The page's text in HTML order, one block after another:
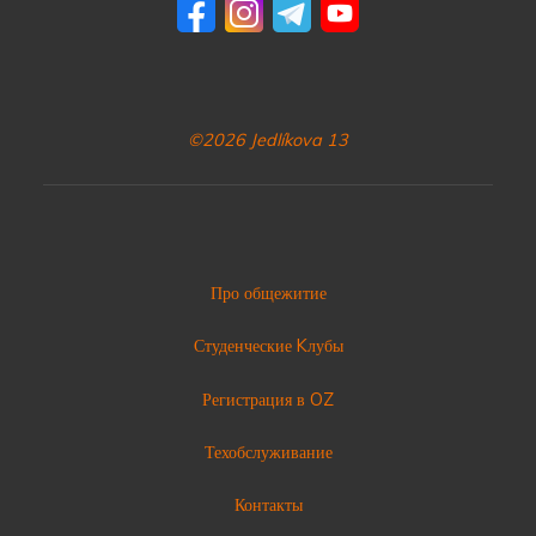
©2026 Jedlíkova 13
Про общежитие
Студенческие Kлубы
Регистрация в OZ
Техобслуживание
Контакты